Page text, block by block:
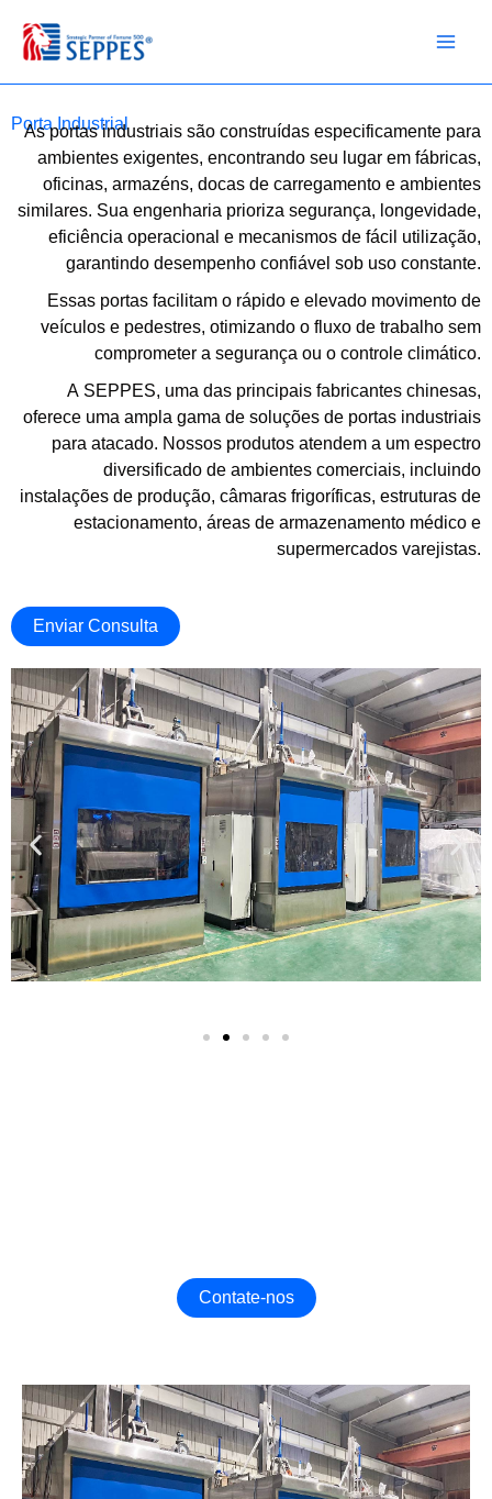
para
conteúdo
Porta Industrial
As portas industriais são construídas especificamente para
ambientes exigentes, encontrando seu lugar em fábricas,
oficinas, armazéns, docas de carregamento e ambientes
similares. Sua engenharia prioriza segurança, longevidade,
eficiência operacional e mecanismos de fácil utilização,
garantindo desempenho confiável sob uso constante.
Essas portas facilitam o rápido e elevado movimento de
veículos e pedestres, otimizando o fluxo de trabalho sem
comprometer a segurança ou o controle climático.
A SEPPES, uma das principais fabricantes chinesas,
oferece uma ampla gama de soluções de portas industriais
para atacado. Nossos produtos atendem a um espectro
diversificado de ambientes comerciais, incluindo
instalações de produção, câmaras frigoríficas, estruturas de
estacionamento, áreas de armazenamento médico e
supermercados varejistas.
Enviar Consulta
Contate-nos